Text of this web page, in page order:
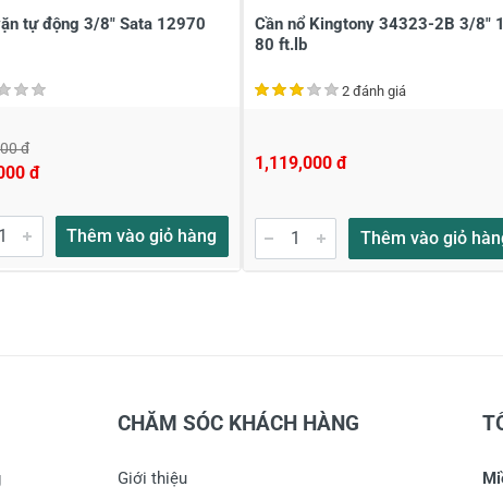
tự động 3/8" Sata 12970
đ
đ
Thêm vào giỏ hàng
Cần nổ Kingtony 34323-2B 3/8"
80 ft.lb
2 đánh giá
1,119,000 đ
Thêm vào giỏ
CHĂM SÓC KHÁCH HÀNG
Giới thiệu